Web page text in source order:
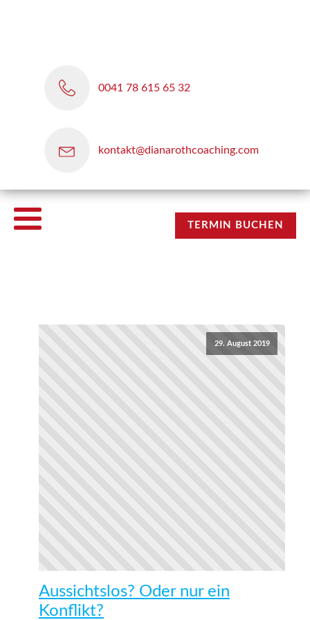
0041 78 615 65 32
kontakt@dianarothcoaching.com
TERMIN BUCHEN
29. August 2019
Aussichtslos? Oder nur ein
Konflikt?